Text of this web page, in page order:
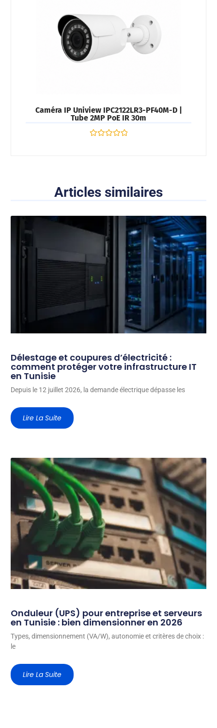
Caméra IP Uniview IPC2122LR3-PF40M-D |
Tube 2MP PoE IR 30m
Articles similaires
Délestage et coupures d’électricité :
comment protéger votre infrastructure IT
en Tunisie
Depuis le 12 juillet 2026, la demande électrique dépasse les
Lire La Suite
Onduleur (UPS) pour entreprise et serveurs
en Tunisie : bien dimensionner en 2026
Types, dimensionnement (VA/W), autonomie et critères de choix :
le
Lire La Suite